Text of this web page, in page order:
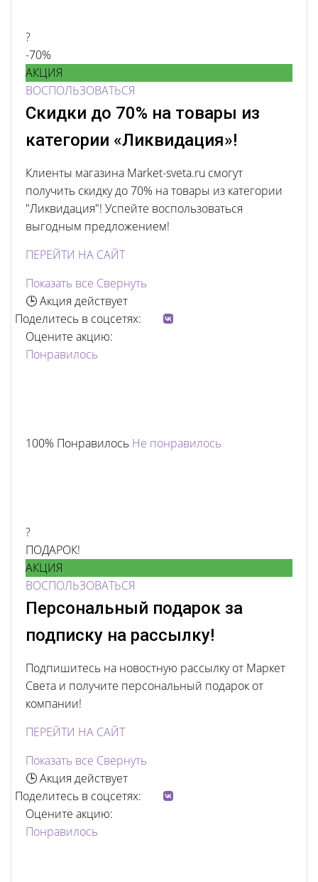
?
-70%
АКЦИЯ
ВОСПОЛЬЗОВАТЬСЯ
Скидки до 70% на товары из
категории «Ликвидация»!
Клиенты магазина Market-sveta.ru смогут
получить скидку до 70% на товары из категории
"Ликвидация"! Успейте воспользоваться
выгодным предложением!
ПЕРЕЙТИ НА САЙТ
Показать все Свернуть
🕒 Акция действует
Поделитесь в соцсетях:
Оцените акцию:
Понравилось
100% Понравилось Не понравилось
?
ПОДАРОК!
АКЦИЯ
ВОСПОЛЬЗОВАТЬСЯ
Персональный подарок за
подписку на рассылку!
Подпишитесь на новостную рассылку от Маркет
Света и получите персональный подарок от
компании!
ПЕРЕЙТИ НА САЙТ
Показать все Свернуть
🕒 Акция действует
Поделитесь в соцсетях:
Оцените акцию:
Понравилось